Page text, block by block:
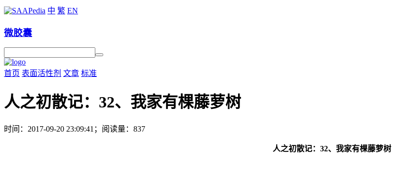
中 繁 EN
微胶囊
首页 表面活性剂 文章 标准
人之初散记：32、我家有棵藤萝树
时间：2017-09-20 23:09:41；阅读量：837
人之初散记：32、我家有棵藤萝树